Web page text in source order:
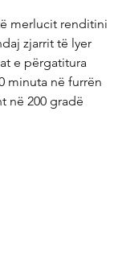
merlucit renditini
zjarrit të lyer
e përgatitura
minuta në furrën
në 200 gradë